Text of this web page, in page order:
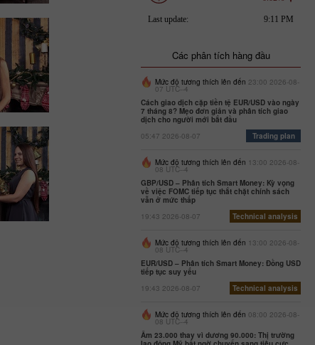
Các phân tích hàng đầu
Mức độ tương thích lên đến 23:00 2026-08-
07 UTC--4
Cách giao dịch cặp tiền tệ EUR/USD vào ngày
7 tháng 8? Mẹo đơn giản và phân tích giao
dịch cho người mới bắt đầu
05:47 2026-08-07
Trading plan
Mức độ tương thích lên đến 13:00 2026-08-
08 UTC--4
GBP/USD – Phân tích Smart Money: Kỳ vọng
về việc FOMC tiếp tục thắt chặt chính sách
vẫn ở mức thấp
19:43 2026-08-07
Technical analysis
Mức độ tương thích lên đến 13:00 2026-08-
08 UTC--4
EUR/USD – Phân tích Smart Money: Đồng USD
tiếp tục suy yếu
19:43 2026-08-07
Technical analysis
Mức độ tương thích lên đến 08:00 2026-08-
08 UTC--4
Âm 23.000 thay vì dương 90.000: Thị trường